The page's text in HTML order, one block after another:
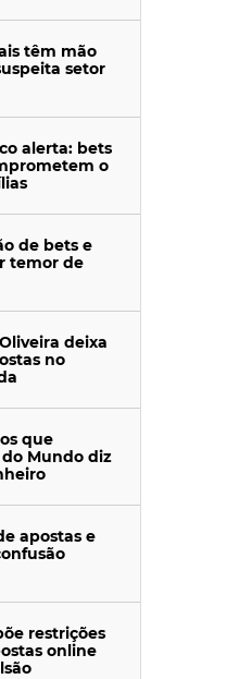
têm mão
setor
alerta: bets
o
de bets e
temor de
deixa
no
que
Mundo diz
apostas e
restrições
online